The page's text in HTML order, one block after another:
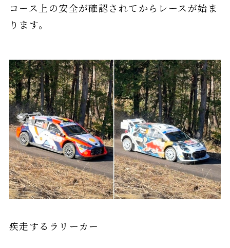
コース上の安全が確認されてからレースが始ま
ります。
疾走するラリーカー